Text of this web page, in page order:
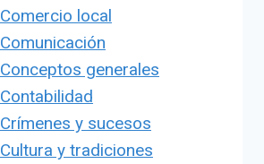
Comercio local
Comunicación
Conceptos generales
Contabilidad
Crímenes y sucesos
Cultura y tradiciones